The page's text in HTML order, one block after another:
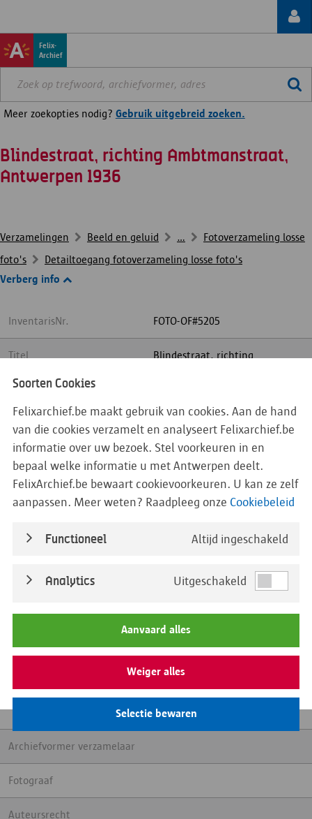
Felix-
Archief
Meer zoekopties nodig? Gebruik uitgebreid zoeken.
Blindestraat, richting Ambtmanstraat,
Antwerpen 1936
Verzamelingen Beeld en geluid ...
Fotoverzameling losse
foto's
Detailtoegang fotoverzameling losse foto's
Verberg info
InventarisNr. FOTO-OF#5205
Titel
Blindestraat, richting
Begindatum 01/01/1936
DatumDetail
De Blindestraat, richting
Ambtmanstraat. Ten einde de
Velde voor Architectuur. Links
staat een oldtimer geparkeerd,
rechts een man met een fiets
Archiefvormer verzamelaar
Fotograaf
Auteursrecht
Soorten Cookies
Felixarchief.be maakt gebruik van cookies. Aan de hand
van die cookies verzamelt en analyseert Felixarchief.be
informatie over uw bezoek. Stel voorkeuren in en
bepaal welke informatie u met Antwerpen deelt.
FelixArchief.be bewaart cookievoorkeuren. U kan ze zelf
aanpassen. Meer weten? Raadpleeg onze Cookiebeleid
Functioneel Altijd ingeschakeld
Analytics Uitgeschakeld
Aanvaard alles
Weiger alles
Selectie bewaren